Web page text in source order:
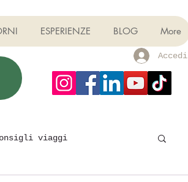
ESPERIENZE BLOG More
Accedi
viaggi